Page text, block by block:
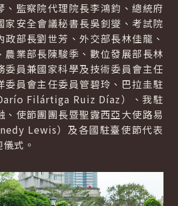
、監察院代理院長李鴻鈞、總統府
家安全會議秘書長吳釗燮、考試院
政部長劉世芳、外交部長林佳龍、
農業部長陳駿季、數位發展部長林
委員兼國家科學及技術委員會主任
委員會主任委員管碧玲、巴拉圭駐
Filártiga Ruiz Díaz）、我駐
、使節團團長暨聖露西亞大使路易
Lewis）及各國駐臺使節代表
式。